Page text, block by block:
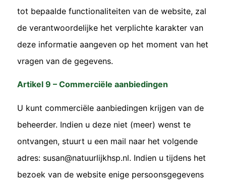
tot bepaalde functionaliteiten van de website, zal
de verantwoordelijke het verplichte karakter van
deze informatie aangeven op het moment van het
vragen van de gegevens.
Artikel 9 – Commerciële aanbiedingen
U kunt commerciële aanbiedingen krijgen van de
beheerder. Indien u deze niet (meer) wenst te
ontvangen, stuurt u een mail naar het volgende
adres: susan@natuurlijkhsp.nl. Indien u tijdens het
bezoek van de website enige persoonsgegevens